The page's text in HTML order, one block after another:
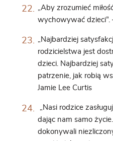
„Aby zrozumieć
wychowywać dzieci”.
„Najbardziej
rodzicielstwa jest
dzieci. Najbardziej
patrzenie, jak robią
Jamie Lee Curtis
„Nasi rodzice
dając nam samo
dokonywali